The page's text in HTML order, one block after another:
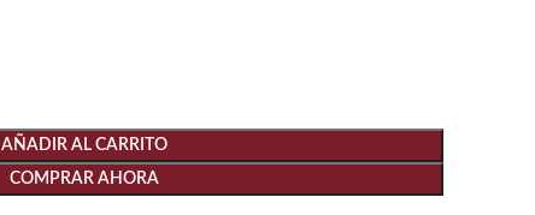
AÑADIR AL CARRITO
COMPRAR AHORA